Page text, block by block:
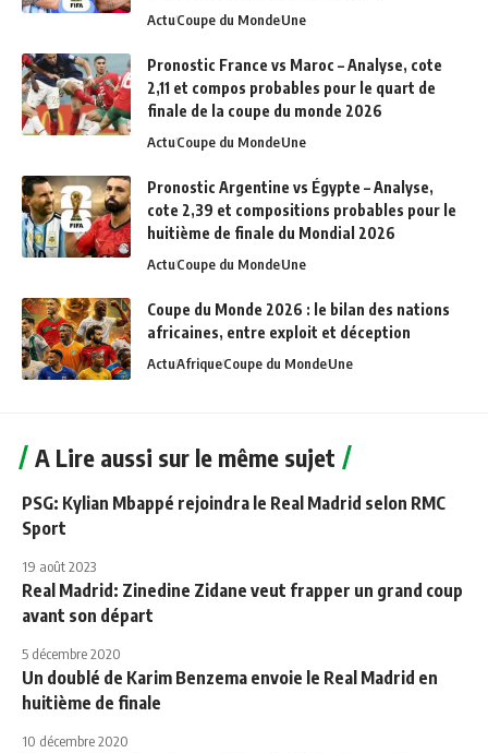
ActuCoupe du MondeUne
Pronostic France vs Maroc – Analyse, cote
2,11 et compos probables pour le quart de
finale de la coupe du monde 2026
ActuCoupe du MondeUne
Pronostic Argentine vs Égypte – Analyse,
cote 2,39 et compositions probables pour le
huitième de finale du Mondial 2026
ActuCoupe du MondeUne
Coupe du Monde 2026 : le bilan des nations
africaines, entre exploit et déception
ActuAfriqueCoupe du MondeUne
A Lire aussi sur le même sujet
PSG: Kylian Mbappé rejoindra le Real Madrid selon RMC
Sport
19 août 2023
Real Madrid: Zinedine Zidane veut frapper un grand coup
avant son départ
5 décembre 2020
Un doublé de Karim Benzema envoie le Real Madrid en
huitième de finale
10 décembre 2020